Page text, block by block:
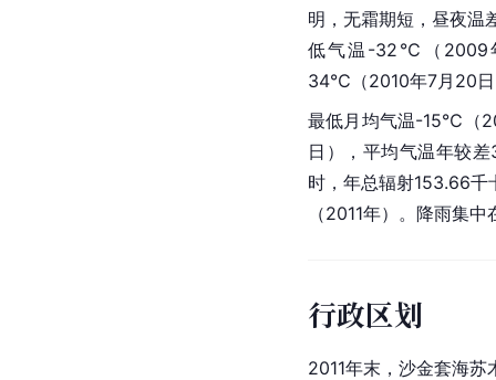
明，无霜期短，昼夜
低气温-32℃（2009
34℃（2010年7月20
最低月均气温-15℃（
日），平均气温年较
时，年总辐射153.66
（2011年）。降雨集
行政区划
2011年末，沙金套海